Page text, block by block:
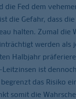
Fed dem
die Gefahr, dass
halten. Zumal die
werden als
Halbjahr
ist
das Risiko
somit die